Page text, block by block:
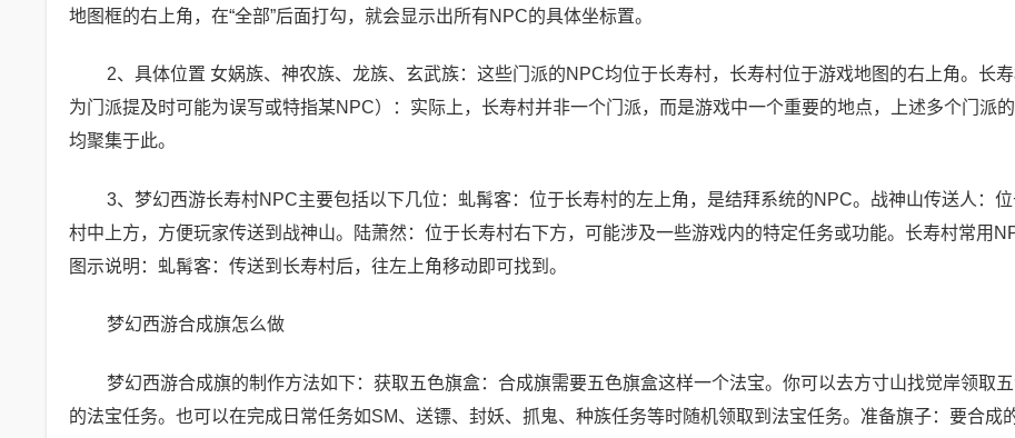
地图框的右上角，在“全部”后面打勾，就会显示出所有NPC的具体坐标置。
2、具体位置 女娲族、神农族、龙族、玄武族：这些门派的NPC均位于长寿村，长寿村位于游戏地图的右上角。长
为门派提及时可能为误写或特指某NPC）：实际上，长寿村并非一个门派，而是游戏中一个重要的地点，上述多个门派
均聚集于此。
3、梦幻西游长寿村NPC主要包括以下几位：虬髯客：位于长寿村的左上角，是结拜系统的NPC。战神山传送人：
村中上方，方便玩家传送到战神山。陆萧然：位于长寿村右下方，可能涉及一些游戏内的特定任务或功能。长寿村常用
图示说明：虬髯客：传送到长寿村后，往左上角移动即可找到。
梦幻西游合成旗怎么做
梦幻西游合成旗的制作方法如下：获取五色旗盒：合成旗需要五色旗盒这样一个法宝。你可以去方寸山找觉岸领取
的法宝任务。也可以在完成日常任务如SM、送镖、封妖、抓鬼、种族任务等时随机领取到法宝任务。准备旗子：要合成